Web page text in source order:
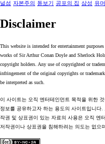
널섬 자본주의 돋보기 공포의 집 삼성 유머
Disclaimer
This website is intended for entertainment
works of Sir Arthur Conan Doyle and Sherlock
copyright holders. Any use of copyrighted or
infringement of the original copyrights or
be interpreted as such.
이 사이트는 오직 엔터테인먼트 목적을 위한
정보를 공유하고자 하는 용도의 사이트입니다
작권 및 상표권이 있는 자료의 사용은 오직 엔
저작권이나 상표권을 침해하려는 의도는 없으